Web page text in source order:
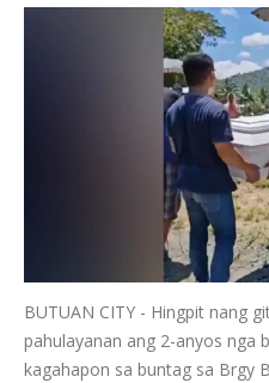
BUTUAN CITY - Hingpit nang
pahulayanan ang 2-anyos nga
kagahapon sa buntag sa Brgy